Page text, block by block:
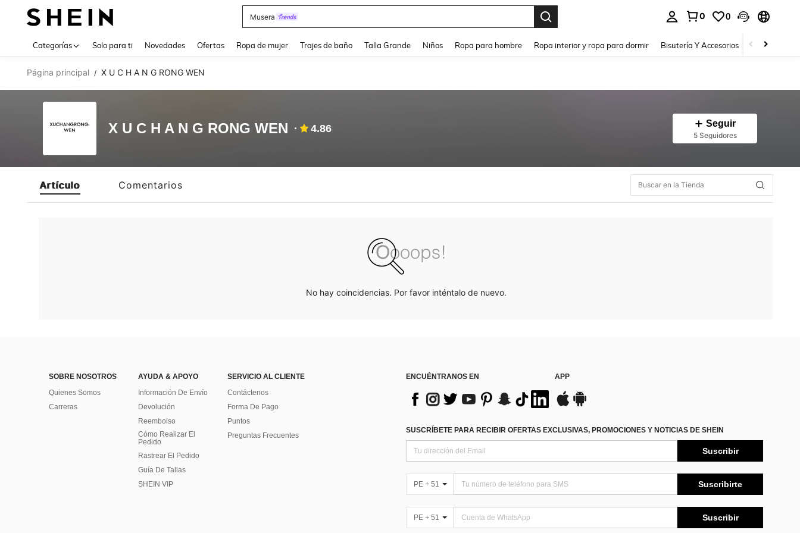
Musera
0 0
Categorías Solo para ti Novedades Ofertas Ropa de mujer Trajes de baño Talla Grande Niños Ropa para hombre Ropa interior y ropa para dormir Bisutería Y Accesorios Zapatos
Página principal / X U C H A N G RONG WEN
X U C H A N G RONG WEN 4.86 Seguir
5 Seguidores
Artículo Comentarios
No hay coincidencias. Por favor inténtalo de nuevo.
SOBRE NOSOTROS
Quienes Somos
Carreras
AYUDA & APOYO
Información De Envío
Devolución
Reembolso
Cómo Realizar El
Pedido
Rastrear El Pedido
Guía De Tallas
SHEIN VIP
SERVICIO AL CLIENTE
Contáctenos
Forma De Pago
Puntos
Preguntas Frecuentes
ENCUÉNTRANOS EN APP
SUSCRÍBETE PARA RECIBIR OFERTAS EXCLUSIVAS, PROMOCIONES Y NOTICIAS DE SHEIN
Suscribir
PE + 51 Suscribirte
PE + 51 Suscribir